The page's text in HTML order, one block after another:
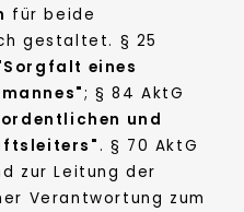
für beide
gestaltet. § 25
eines
; § 84 AktG
und
. § 70 AktG
zur Leitung der
Verantwortung zum